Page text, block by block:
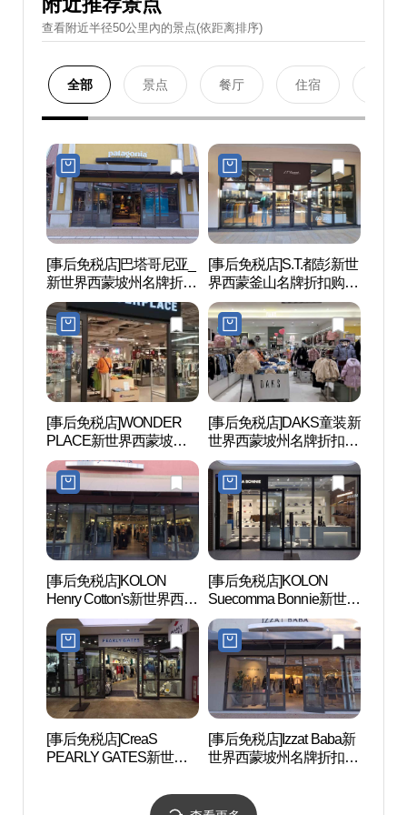
查看附近半径50公里內的景点(依距离排序)
全部 景点 餐厅 住宿
[事后免税店]巴塔哥尼亚_
新世界西蒙坡州名牌折扣
购物中心(파타고니아 신
세계사이먼프리미엄아울
렛 파주점)
[事后免税店]S.T.都彭新世
界西蒙釜山名牌折扣购物
中心坡州店(에스티듀퐁
신세계사이먼프리미엄아
울렛 파주점)
[事后免税店]WONDER
PLACE新世界西蒙坡州
名牌折扣购物中心(원더
플레이스 신세계사이먼
프리미엄아울렛 파주점)
[事后免税店]DAKS童装新
世界西蒙坡州名牌折扣购
物中心(닥스키즈 신세계
사이먼프리미엄아울렛
파주점)
[事后免税店]KOLON
Henry Cotton's新世界西蒙
坡州名牌折扣购物中心
(헨리코튼 신세계사이먼
프리미엄아울렛 파주점)
[事后免税店]KOLON
Suecomma Bonnie新世界
西蒙坡州名牌折扣购物中
心(슈콤마보니 신세계사
이먼프리미엄아울렛 파
주점)
[事后免税店]CreaS
PEARLY GATES新世界
心(파리게이츠 신세계사
이먼프리미엄아울렛 파
[事后免税店]Izzat Baba新
世界西蒙坡州名牌折扣购
계사이먼프리미엄아울렛
파주점)